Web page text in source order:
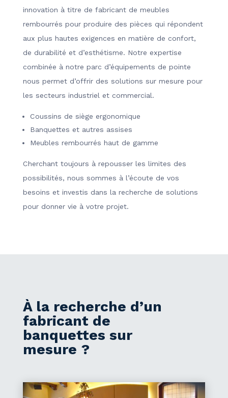
innovation à titre de fabricant de meubles
rembourrés pour produire des pièces qui répondent
aux plus hautes exigences en matière de confort,
de durabilité et d’esthétisme. Notre expertise
combinée à notre parc d’équipements de pointe
nous permet d’offrir des solutions sur mesure pour
les secteurs industriel et commercial.
Coussins de siège ergonomique
Banquettes et autres assises
Meubles rembourrés haut de gamme
Cherchant toujours à repousser les limites des
possibilités, nous sommes à l’écoute de vos
besoins et investis dans la recherche de solutions
pour donner vie à votre projet.
À la recherche d’un
fabricant de
banquettes sur
mesure ?